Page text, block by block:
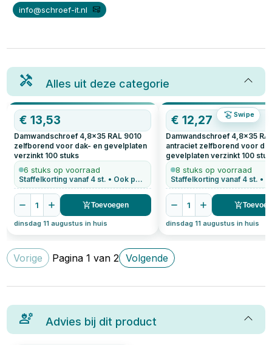
info@schroef-it.nl
Alles uit deze categorie
Swipe
€13,53
Damwandschroef 4,8x35 RAL 9010
zelfborend voor dak- en gevelplaten
verzinkt 100 stuks
6 stuks op voorraad
Staffelkorting vanaf 4 st. • Ook per stuk te bestellen
1 Toevoegen
dinsdag 11 augustus in huis
€12,27
Damwandschroef 4,8x35
antraciet zelfborend voor
gevelplaten verzinkt 100
8 stuks op voorraad
1
dinsdag 11 augustus in huis
Vorige Pagina1 van2 Volgende
Advies bij dit product